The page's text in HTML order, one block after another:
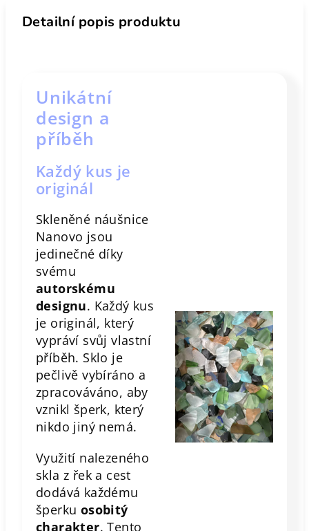
Detailní popis produktu
Unikátní
design a
příběh
Každý kus je
originál
Skleněné náušnice
Nanovo jsou
jedinečné díky
svému
autorskému
designu. Každý kus
je originál, který
vypráví svůj vlastní
příběh. Sklo je
pečlivě vybíráno a
zpracováváno, aby
vznikl šperk, který
nikdo jiný nemá.
Využití nalezeného
skla z řek a cest
dodává každému
šperku osobitý
charakter. Tento